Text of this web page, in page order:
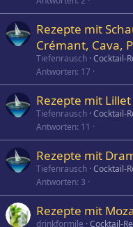
Rezepte mit
Crémant, Cava,
Tiefenrausch Cocktail-
Antworten 17
Rezepte mit Lillet
Tiefenrausch Cocktail-
Antworten 11
Rezepte mit
Tiefenrausch Cocktail-
Antworten 3
Rezepte mit
drinkformile Cocktail-